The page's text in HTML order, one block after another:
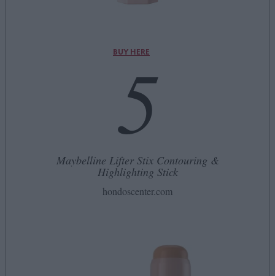
BUY HERE
5
Maybelline Lifter Stix Contouring &
Highlighting Stick
hondoscenter.com